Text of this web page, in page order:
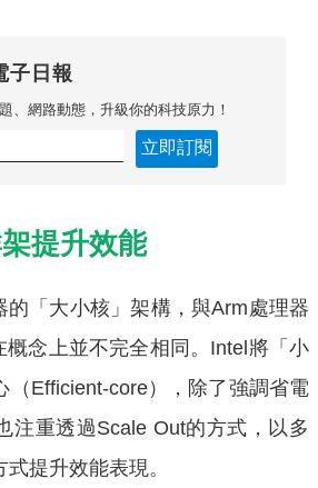
子日報
、網路動態，升級你的科技原力！
立即訂閱
提升效能
的「大小核」架構，與Arm處理器
概念上並不完全相同。Intel將「小
（Efficient-core），除了強調省電
注重透過Scale Out的方式，以多
提升效能表現。